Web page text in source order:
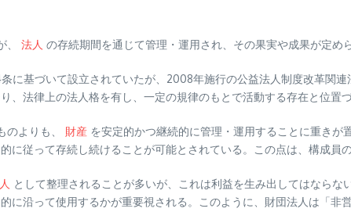
、 法人 の存続期間を通じて管理・運用され、その果実や成果が定め
に基づいて設立されていたが、2008年施行の公益法人制度改革関
、法律上の法人格を有し、一定の規律のもとで活動する存在と位置づ
のよりも、 財産 を安定的かつ継続的に管理・運用することに重き
に従って存続し続けることが可能とされている。この点は、構成員
として整理されることが多いが、これは利益を生み出してはならな
に沿って使用するかが重要視される。このように、財団法人は「非